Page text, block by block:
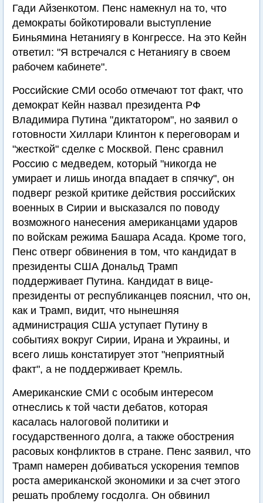
Гади Айзенкотом. Пенс намекнул на то, что
демократы бойкотировали выступление
Биньямина Нетаниягу в Конгрессе. На это Кейн
ответил: "Я встречался с Нетаниягу в своем
рабочем кабинете".
Российские СМИ особо отмечают тот факт, что
демократ Кейн назвал президента РФ
Владимира Путина "диктатором", но заявил о
готовности Хиллари Клинтон к переговорам и
"жесткой" сделке с Москвой. Пенс сравнил
Россию с медведем, который "никогда не
умирает и лишь иногда впадает в спячку", он
подверг резкой критике действия российских
военных в Сирии и высказался по поводу
возможного нанесения американцами ударов
по войскам режима Башара Асада. Кроме того,
Пенс отверг обвинения в том, что кандидат в
президенты США Дональд Трамп
поддерживает Путина. Кандидат в вице-
президенты от республиканцев пояснил, что он,
как и Трамп, видит, что нынешняя
администрация США уступает Путину в
событиях вокруг Сирии, Ирана и Украины, и
всего лишь констатирует этот "неприятный
факт", а не поддерживает Кремль.
Американские СМИ с особым интересом
отнеслись к той части дебатов, которая
касалась налоговой политики и
государственного долга, а также обострения
расовых конфликтов в стране. Пенс заявил, что
Трамп намерен добиваться ускорения темпов
роста американской экономики и за счет этого
решать проблему госдолга. Он обвинил